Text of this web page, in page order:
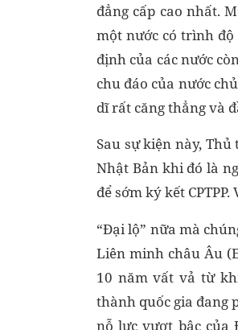
đẳng cấp cao nhất.
một nước có trình
định của các nước
chu đáo của nước
dĩ rất căng thẳng và
Sau sự kiện này,
Nhật Bản khi đó là
để sớm ký kết
“Đại lộ” nữa mà
Liên minh châu Âu
10 năm vất vả từ
thành quốc gia đang
nỗ lực vượt bậc của